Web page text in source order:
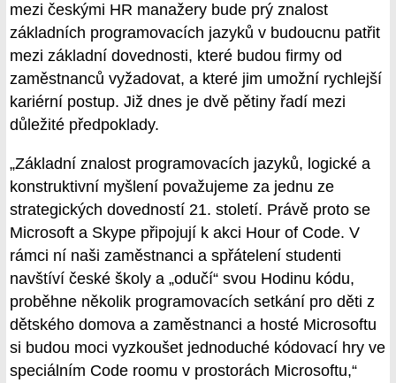
mezi českými HR manažery bude prý znalost
základních programovacích jazyků v budoucnu patřit
mezi základní dovednosti, které budou firmy od
zaměstnanců vyžadovat, a které jim umožní rychlejší
kariérní postup. Již dnes je dvě pětiny řadí mezi
důležité předpoklady.
„Základní znalost programovacích jazyků, logické a
konstruktivní myšlení považujeme za jednu ze
strategických dovedností 21. století. Právě proto se
Microsoft a Skype připojují k akci Hour of Code. V
rámci ní naši zaměstnanci a spřátelení studenti
navštíví české školy a „odučí“ svou Hodinu kódu,
proběhne několik programovacích setkání pro děti z
dětského domova a zaměstnanci a hosté Microsoftu
si budou moci vyzkoušet jednoduché kódovací hry ve
speciálním Code roomu v prostorách Microsoftu,“